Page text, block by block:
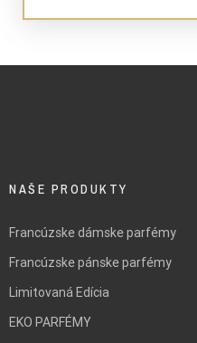
NAŠE PRODUKTY
Francúzske dámske parfémy
Francúzske pánske parfémy
Limitovaná Edícia
EKO PARFÉMY